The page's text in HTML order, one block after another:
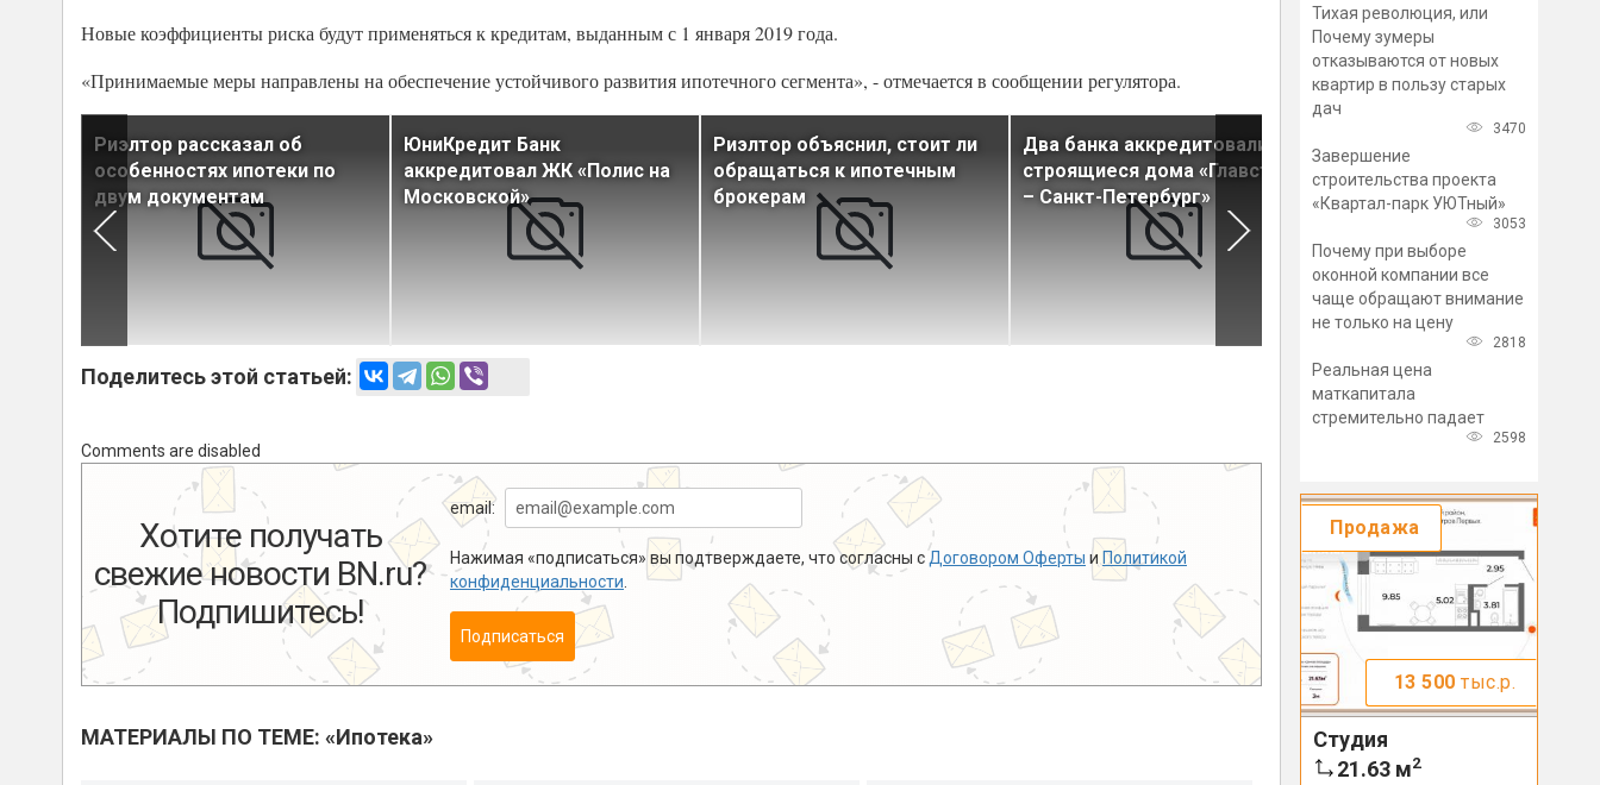
Новые коэффициенты риска будут применяться к кредитам, выданным с 1 января 2019 года.
«Принимаемые меры направлены на обеспечение устойчивого развития ипотечного сегмента», - отмечается в сообщении регулятора.
Риэлтор рассказал об
особенностях ипотеки по
двум документам
ЮниКредит Банк
аккредитовал ЖК «Полис на
Московской»
Риэлтор объяснил, стоит ли
обращаться к ипотечным
брокерам
Два банка аккредитовали все
строящиеся дома «Главстроя
– Санкт-Петербург»
строительства за год
снизилась на 1,29 п.п.
Поделитесь этой статьей:
Comments are disabled
Хотите получать
свежие новости BN.ru?
Подпишитесь!
email:
Нажимая «подписаться» вы подтверждаете, что согласны с Договором Оферты и Политикой
конфиденциальности
Подписаться
МАТЕРИАЛЫ ПО ТЕМЕ: «Ипотека»
Тихая революция, или
Почему зумеры
отказываются от новых
квартир в пользу старых
дач
3470
Завершение
строительства проекта
«Квартал-парк УЮТный»
3053
Почему при выборе
оконной компании все
чаще обращают внимание
не только на цену
2818
Реальная цена
маткапитала
стремительно падает
2598
Продажа
13 500 тыс.р.
Студия
21.63 м2